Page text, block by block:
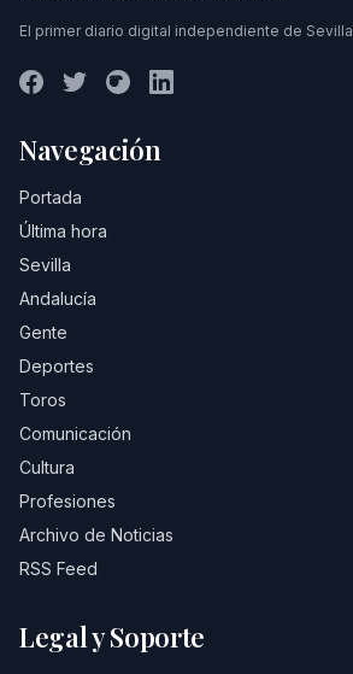
El primer diario digital independiente de Sevilla
Navegación
Portada
Última hora
Sevilla
Andalucía
Gente
Deportes
Toros
Comunicación
Cultura
Profesiones
Archivo de Noticias
RSS Feed
Legal y Soporte